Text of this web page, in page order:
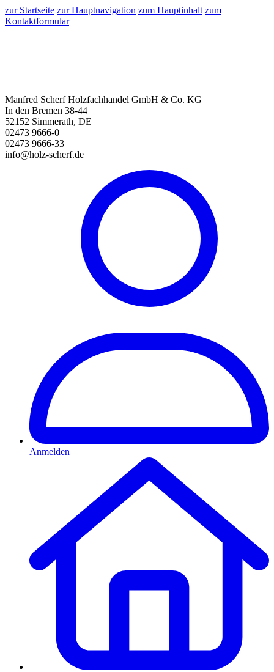
zur Startseite zur Hauptnavigation zum Hauptinhalt zum
Kontaktformular
Manfred Scherf Holzfachhandel GmbH & Co. KG
In den Bremen 38-44
52152 Simmerath, DE
02473 9666-0
02473 9666-33
info@holz-scherf.de
Anmelden